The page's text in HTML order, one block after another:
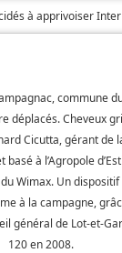
commune
déplacés. Cheveux
Cicutta, gérant de
à l’Agropole
Wimax. Un
à la campagne,
général de Lot-et-
120 en 2008.